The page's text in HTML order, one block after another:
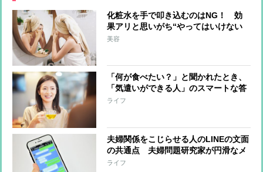
化粧水を手で叩き込むのはNG！ 効
果アリと思いがち“やってはいけない
美容法”
美容
「何が食べたい？」と聞かれたとき、
「気遣いができる人」のスマートな答
え方
ライフ
夫婦関係をこじらせる人のLINEの文面
の共通点 夫婦問題研究家が円滑なメ
ッセージの送り方を指南する
ライフ